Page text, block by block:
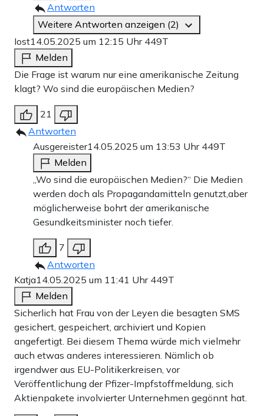
Antworten
Weitere Antworten anzeigen (2)
Iost14.05.2025 um 12:15 Uhr 449T
Melden
Die Frage ist warum nur eine amerikanische Zeitung
klagt? Wo sind die europäischen Medien?
21
Antworten
Ausgereister14.05.2025 um 13:53 Uhr 449T
Melden
„Wo sind die europäischen Medien?“ Die Medien
werden doch als Propagandamitteln genutzt,aber
möglicherweise bohrt der amerikanische
Gesundkeitsminister noch tiefer.
7
Antworten
Katja14.05.2025 um 11:41 Uhr 449T
Melden
Sicherlich hat Frau von der Leyen die besagten SMS
gesichert, gespeichert, archiviert und Kopien
angefertigt. Bei diesem Thema würde mich vielmehr
auch etwas anderes interessieren. Nämlich ob
irgendwer aus EU-Politikerkreisen, vor
Veröffentlichung der Pfizer-Impfstoffmeldung, sich
Aktienpakete involvierter Unternehmen gegönnt hat.